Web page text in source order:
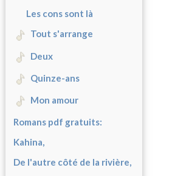
Les cons sont là
Tout s'arrange
Deux
Quinze-ans
Mon amour
Romans pdf gratuits:
Kahina,
De l'autre côté de la rivière,